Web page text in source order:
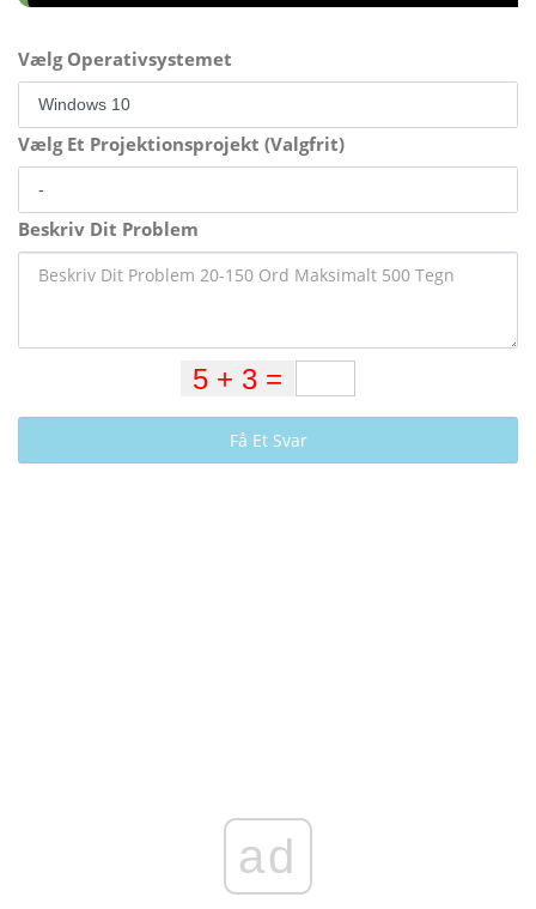
Vælg Operativsystemet
Vælg Et Projektionsprojekt (Valgfrit)
Beskriv Dit Problem
Få Et Svar
ad